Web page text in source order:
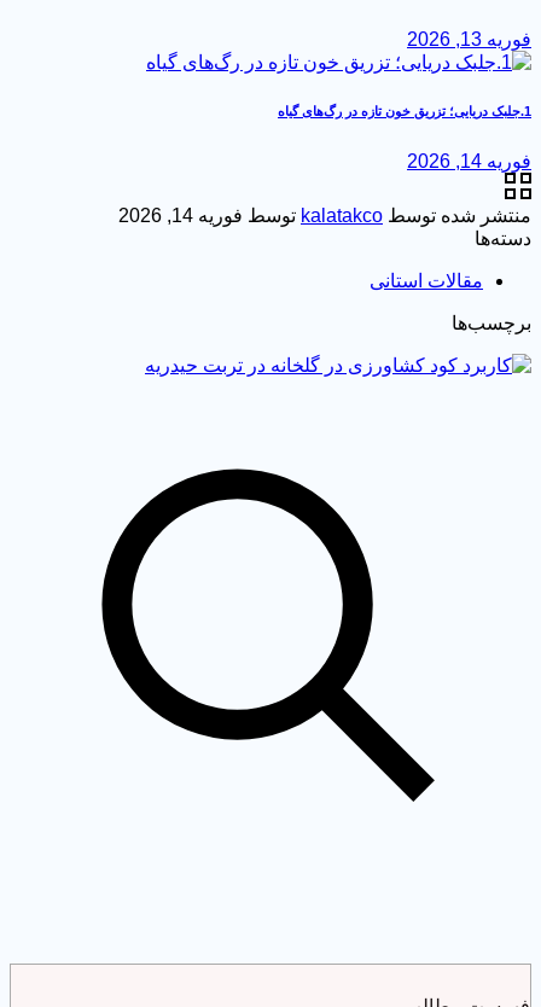
13, 2026
14, 2026
شده توسط kalatakco توسط فوریه 14, 2026
مقالات استانی